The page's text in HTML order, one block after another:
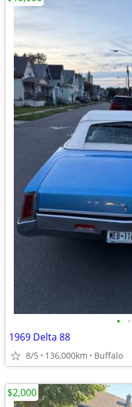
• •
1969 Delta 88
8/5 136,000km Buffalo
$2,000